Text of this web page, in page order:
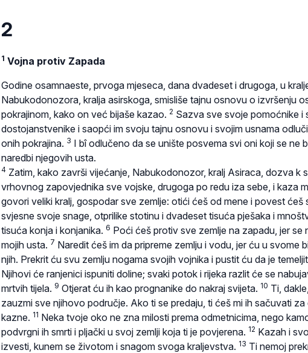
2
1 Vojna protiv Zapada
Godine osamnaeste, prvoga mjeseca, dana dvadeset i drugoga, u
Nabukodonozora, kralja asirskoga, smisliše tajnu osnovu o izvršenju
pokrajinom, kako on već bijaše kazao. 2 Sazva sve svoje pomoćnike i
dostojanstvenike i saopći im svoju tajnu osnovu i svojim usnama
onih pokrajina. 3 I bî odlučeno da se unište posvema svi oni koji se ne
naredbi njegovih usta.
4 Zatim, kako završi vijećanje, Nabukodonozor, kralj Asiraca, dozva k
vrhovnog zapovjednika sve vojske, drugoga po redu iza sebe, i kaza
govori veliki kralj, gospodar sve zemlje: otići ćeš od mene i povest ćeš
svjesne svoje snage, otprilike stotinu i dvadeset tisuća pješaka i
tisuća konja i konjanika. 6 Poći ćeš protiv sve zemlje na zapadu, jer se
mojih usta. 7 Naredit ćeš im da pripreme zemlju i vodu, jer ću u svome
njih. Prekrit ću svu zemlju nogama svojih vojnika i pustit ću da je
Njihovi će ranjenici ispuniti doline; svaki potok i rijeka razlit će se
mrtvih tijela. 9 Otjerat ću ih kao prognanike do nakraj svijeta. 10 Ti,
zauzmi sve njihovo područje. Ako ti se predaju, ti ćeš mi ih sačuvati za
kazne. 11 Neka tvoje oko ne zna milosti prema odmetnicima, nego
podvrgni ih smrti i pljački u svoj zemlji koja ti je povjerena. 12 Kazah i
izvesti, kunem se životom i snagom svoga kraljevstva. 13 Ti nemoj